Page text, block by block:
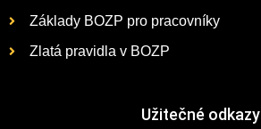
Základy BOZP pro pracovníky
Zlatá pravidla v BOZP
Užitečné odkazy